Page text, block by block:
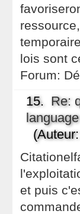
lois sont
Forum:
15. Re:
et puis